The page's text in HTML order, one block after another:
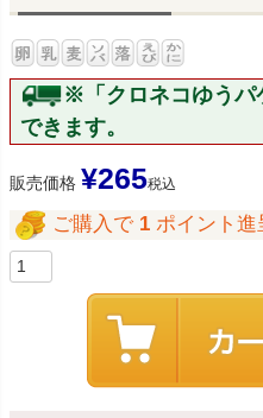
※「クロネコゆうパ
できます。
販売価格 ¥265税込
ご購入で 1 ポイント進